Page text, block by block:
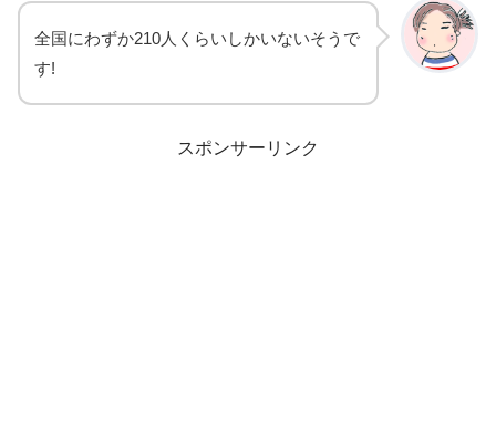
全国にわずか210人くらいしかいないそうで
す!
スポンサーリンク